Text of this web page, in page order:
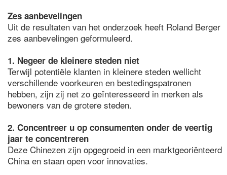
Zes aanbevelingen
Uit de resultaten van het onderzoek heeft Roland Berger
zes aanbevelingen geformuleerd.
1. Negeer de kleinere steden niet
Terwijl potentiële klanten in kleinere steden wellicht
verschillende voorkeuren en bestedingspatronen
hebben, zijn zij net zo geïnteresseerd in merken als
bewoners van de grotere steden.
2. Concentreer u op consumenten onder de veertig
jaar te concentreren
Deze Chinezen zijn opgegroeid in een marktgeoriënteerd
China en staan open voor innovaties.